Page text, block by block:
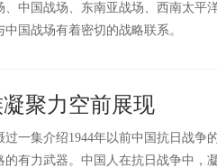
、中国战场、东南亚战场、西南太平
国战场有着密切的战略联系。
聚力空前展现
集介绍1944年以前中国抗日战争
的有力武器。中国人在抗日战争中，